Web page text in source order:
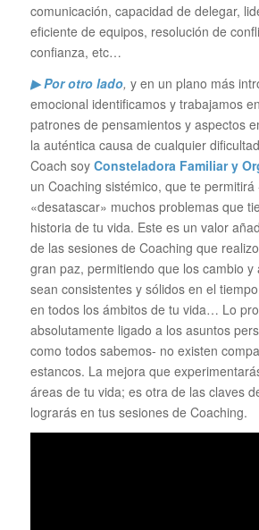
comunicación, capacidad de delegar,
eficiente de equipos, resolución de
confianza, etc…
▶ Por otro lado, y en un plano más
emocional identificamos y trabajamos
patrones de pensamientos y aspectos
la auténtica causa de cualquier
Coach soy Consteladora Familiar y
un Coaching sistémico, que te
«desatascar» muchos problemas que
historia de tu vida. Este es un valor
de las sesiones de Coaching que
gran paz, permitiendo que los cambio y
sean consistentes y sólidos en el
en todos los ámbitos de tu vida… Lo
absolutamente ligado a los asuntos
como todos sabemos- no existen
estancos. La mejora que
áreas de tu vida; es otra de las claves
lograrás en tus sesiones de Coaching.